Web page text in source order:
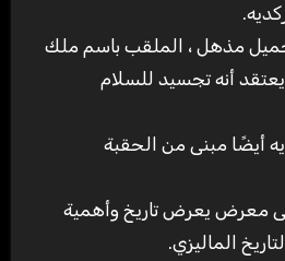
جميل مذهل ، الملقب باسم ملك
أنه تجسيد للسلام
أيضًا مبنى من الحقبة
معرض يعرض تاريخ وأهمية
الماليزي.